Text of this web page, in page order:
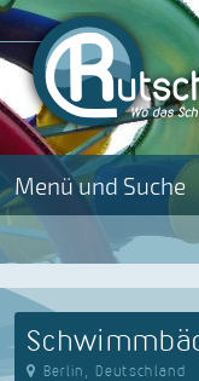
Menü und Suche
Berlin, Deutschland